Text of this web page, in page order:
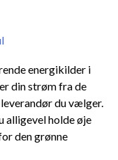
energikilder i
din strøm fra de
du vælger.
alligevel holde øje
den grønne